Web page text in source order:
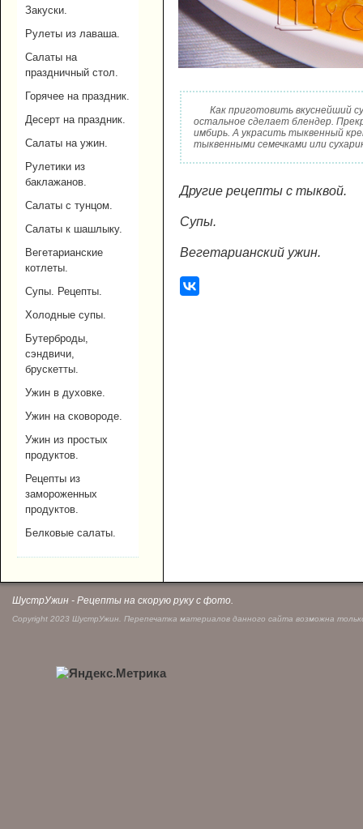
Закуски.
Рулеты из лаваша.
Салаты на
праздничный стол.
Горячее на праздник.
Десерт на праздник.
Салаты на ужин.
Рулетики из
баклажанов.
Салаты с тунцом.
Салаты к шашлыку.
Вегетарианские
котлеты.
Супы. Рецепты.
Холодные супы.
Бутерброды,
сэндвичи,
брускетты.
Ужин в духовке.
Ужин на сковороде.
Ужин из простых
продуктов.
Рецепты из
замороженных
продуктов.
Белковые салаты.
Как приготовить вкуснейший
остальное сделает блендер.
имбирь. А украсить тыквенный
тыквенными семечками или
Другие рецепты с тыквой.
Супы.
Вегетарианский ужин.
ШустрУжин - Рецепты на скорую руку с фото.
Copyright 2023 ШустрУжин. Перепечатка материалов данного сайта возможна